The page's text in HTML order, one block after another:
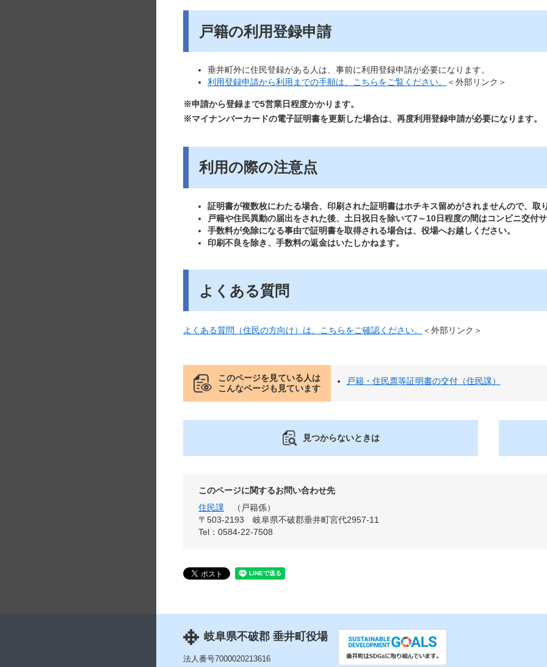
戸籍の利用登録申請
垂井町外に住民登録がある人は、事前に利用登録申請が必要になります。
利用登録申請から利用までの手順は、こちらをご覧ください。
＜外部リンク＞
※申請から登録まで5営業日程度かかります。
※マイナンバーカードの電子証明書を更新した場合は、再度利用登録申請が必要になります。
利用の際の注意点
証明書が複数枚にわたる場合、印刷された証明書はホチキス留めがされませんので、取
戸籍や住民異動の届出をされた後、土日祝日を除いて7～10日程度の間はコンビニ交付
手数料が免除になる事由で証明書を取得される場合は、役場へお越しください。
印刷不良を除き、手数料の返金はいたしかねます。
よくある質問
よくある質問（住民の方向け）は、​こちらをご確認ください。 ＜外部リンク＞
このページを見ている人は
こんなページも見ています
戸籍・住民票等証明書の交付（住民課）
見つからないときは
このページに関するお問い合わせ先
住民課
戸籍係
〒503-2193
岐阜県不破郡垂井町宮代2957-11
Tel：0584-22-7508
岐阜県不破郡 垂井町役場
法人番号7000020213616